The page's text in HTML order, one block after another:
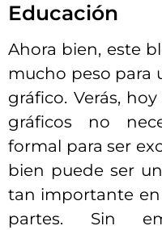
Educación
Ahora bien, este
mucho peso para
gráfico. Verás,
gráficos no
formal para ser
bien puede ser
tan importante
partes. Sin